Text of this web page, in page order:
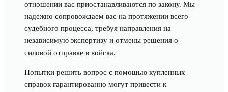
отношении вас приостанавливаются по закону. Мы
надежно сопровождаем вас на протяжении всего
судебного процесса, требуя направления на
независимую экспертизу и отмены решения о
силовой отправке в войска.
Попытки решить вопрос с помощью купленных
справок гарантированно могут привести к